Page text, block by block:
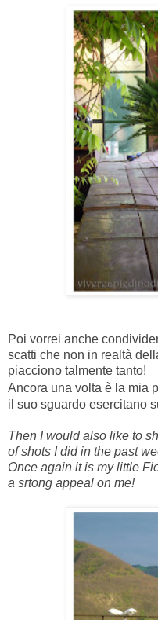
Poi vorrei anche
scatti che non in realtà
piacciono talmente tanto!
Ancora una volta è la mia
il suo sguardo esercitano
Then I would also like to
of shots I did in the past
Once again it is my little
a srtong appeal on me!